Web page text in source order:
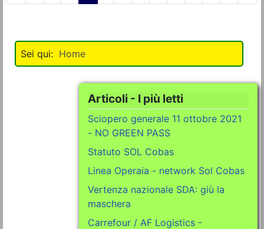
Home
Articoli - I più letti
Sciopero generale 11 ottobre 2021
- NO GREEN PASS
Statuto SOL Cobas
Linea Operaia - network Sol Cobas
Vertenza nazionale SDA: giù la
maschera
Carrefour / AF Logistics -